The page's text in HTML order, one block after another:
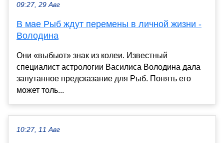
09:27, 29 Авг
В мае Рыб ждут перемены в личной жизни -
Володина
Они «выбьют» знак из колеи. Известный
специалист астрологии Василиса Володина дала
запутанное предсказание для Рыб. Понять его
может толь...
10:27, 11 Авг